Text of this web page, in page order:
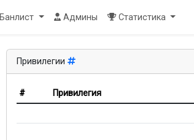
Банлист Toggle Dropdown
Админы Статистика
Привилегии
# Привилегия